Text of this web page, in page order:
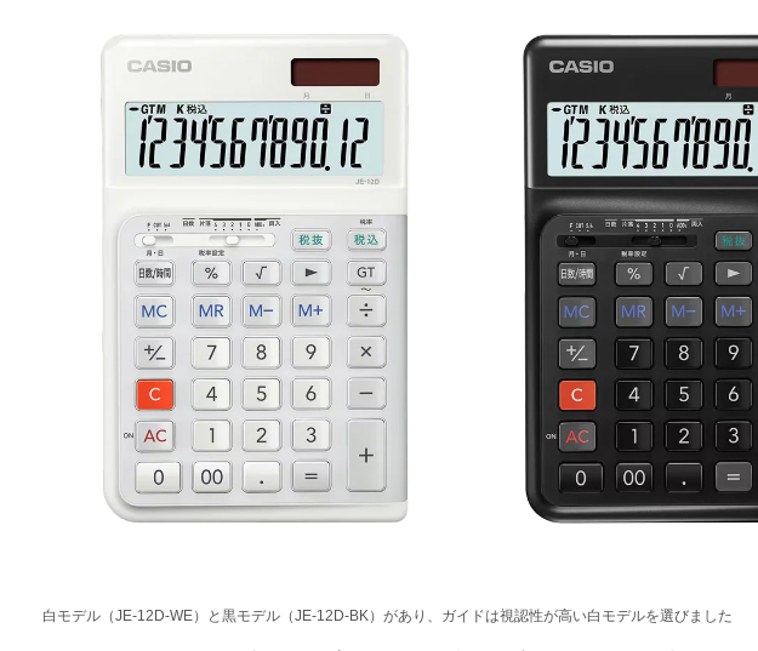
白モデル（JE-12D-WE）と黒モデル（JE-12D-BK）があり、ガイドは視認性が高い白モデルを選びました